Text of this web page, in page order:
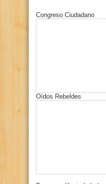
Congreso Ciudadano
Oídos Rebeldes